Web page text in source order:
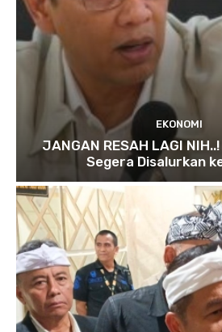
EKONOMI
JANGAN RESAH LAGI
Segera Disalurkan